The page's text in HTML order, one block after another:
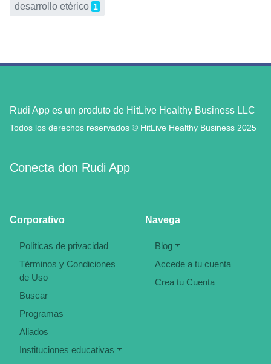
desarrollo etérico 1
Rudi App es un produto de HitLive Healthy Business LLC
Todos los derechos reservados © HitLive Healthy Business 2025
Conecta don Rudi App
Corporativo
Políticas de privacidad
Términos y Condiciones
de Uso
Buscar
Programas
Aliados
Instituciones educativas
Navega
Blog
Accede a tu cuenta
Crea tu Cuenta